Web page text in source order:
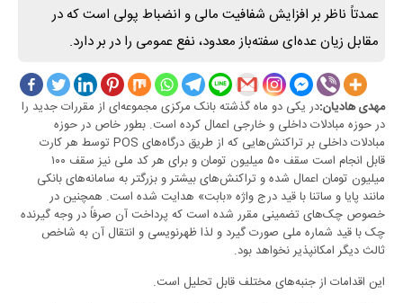
عمدتاً ناظر بر افزایش شفافیت مالی و انضباط پولی است که در
مقابل زیان عده‌ای سفته‌باز معدود، نفع عمومی را در بر دارد.
مهدی هادیان:در یکی دو ماه گذشته بانک مرکزی مجموعه‌ای از مقررات جدید را
در حوزه مبادلات داخلی و خارجی اعمال کرده است. بطور خاص در حوزه‌
مبادلات داخلی بر تراکنش‌هایی که از طریق درگاه‌های POS توسط هر کارت
قابل انجام است سقف ۵۰ میلیون تومان و برای هر کد ملی نیز سقف ۱۰۰
میلیون تومان اعمال شده و تراکنش‌های بیشتر و بزرگتر به سامانه‌های بانکی
مانند پایا و ساتنا با قید درج واژه «بابت» هدایت شده است. همچنین در
خصوص چک‌های تضمینی مقرر شده است که پرداخت آن صرفاً در وجه گیرنده
چک با قید شماره ملی صورت گیرد و لذا ظهرنویسی و انتقال آن به شاخص
ثالث دیگر امکانپذیر نخواهد بود.
این اقدامات از جنبه‌های مختلف قابل تحلیل است.